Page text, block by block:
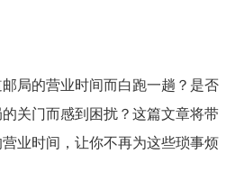
局的营业时间而白跑一趟？是否
关门而感到困扰？这篇文章将带
业时间，让你不再为这些琐事烦